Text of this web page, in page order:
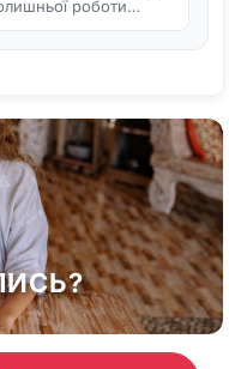
роботи…